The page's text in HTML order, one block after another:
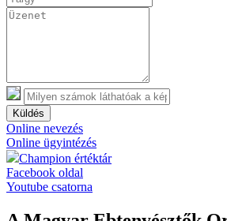
Küldés
Online nevezés
Online ügyintézés
Champion értéktár
Facebook oldal
Youtube csatorna